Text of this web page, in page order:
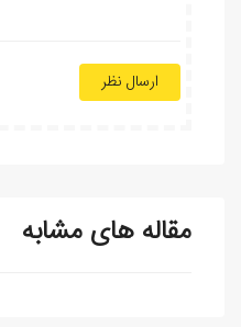
ارسال نظر
مقاله های مشابه